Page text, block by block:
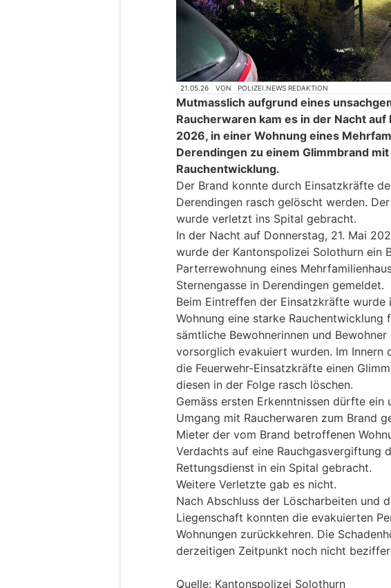
21.05.26 VON POLIZEI.NEWS REDAKTION
Mutmasslich aufgrund eines
Raucherwaren kam es in der Nacht auf
2026, in einer Wohnung eines
Derendingen zu einem Glimmbrand
Rauchentwicklung.
Der Brand konnte durch Einsatzkräfte
Derendingen rasch gelöscht werden.
wurde verletzt ins Spital gebracht.
In der Nacht auf Donnerstag, 21. Mai
wurde der Kantonspolizei Solothurn ein
Parterrewohnung eines
Sternengasse in Derendingen gemeldet.
Beim Eintreffen der Einsatzkräfte
Wohnung eine starke
sämtliche Bewohnerinnen und
vorsorglich evakuiert wurden. Im Innern
die Feuerwehr-Einsatzkräfte einen
diesen in der Folge rasch löschen.
Gemäss ersten Erkenntnissen dürfte ein
Umgang mit Raucherwaren zum Brand
Mieter der vom Brand betroffenen
Verdachts auf eine Rauchgasvergiftung
Rettungsdienst in ein Spital gebracht.
Weitere Verletzte gab es nicht.
Nach Abschluss der Löscharbeiten und
Liegenschaft konnten die evakuierten
Wohnungen zurückkehren. Die
derzeitigen Zeitpunkt noch nicht
Quelle: Kantonspolizei Solothurn